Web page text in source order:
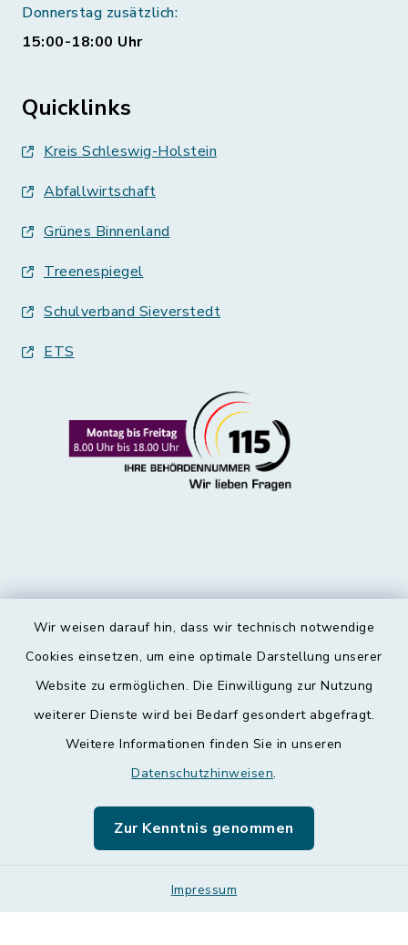
Wir weisen darauf hin, dass wir technisch notwendige
Cookies einsetzen, um eine optimale Darstellung unserer
Website zu ermöglichen. Die Einwilligung zur Nutzung
weiterer Dienste wird bei Bedarf gesondert abgefragt.
Weitere Informationen finden Sie in unseren
Datenschutzhinweisen.
Zur Kenntnis genommen
Impressum
Donnerstag zusätzlich:
15:00-18:00 Uhr
Quicklinks
Kreis Schleswig-Holstein
Abfallwirtschaft
Grünes Binnenland
Treenespiegel
Schulverband Sieverstedt
ETS
Kontakt
Datenschutz
Leichte Sprache
Sitemap